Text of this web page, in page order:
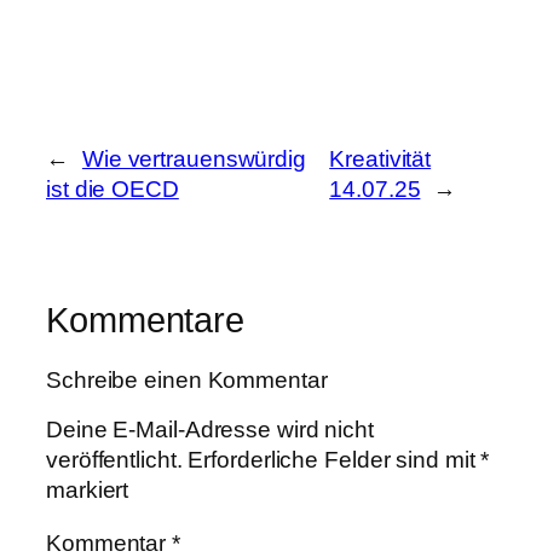
←
Wie vertrauenswürdig
ist die OECD
Kreativität
14.07.25
→
Kommentare
Schreibe einen Kommentar
Deine E-Mail-Adresse wird nicht
veröffentlicht. Erforderliche Felder sind mit*
markiert
Kommentar*